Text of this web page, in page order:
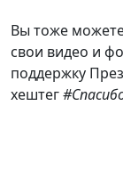
Вы тоже
свои видео и
поддержку
хештег